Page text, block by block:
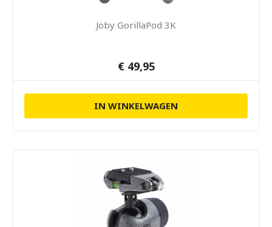
Joby GorillaPod 3K
€ 49,95
IN WINKELWAGEN